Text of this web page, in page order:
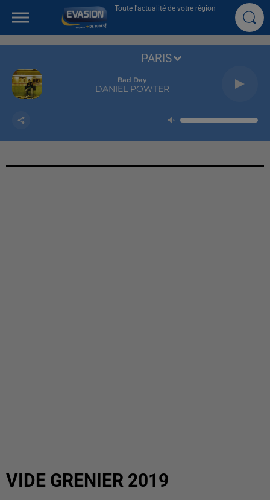
Toute l'actualité de votre région
Bad Day
DANIEL POWTER
PARIS
VIDE GRENIER 2019